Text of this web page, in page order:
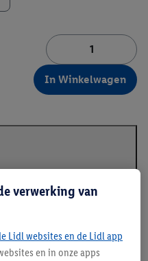
In Winkelwagen
verwerking van
Lidl websites en de Lidl app
en in onze apps